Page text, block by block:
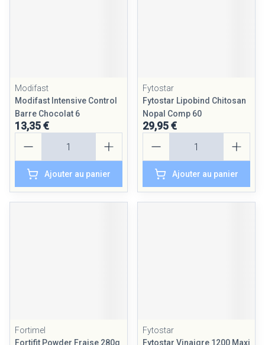
Modifast
Modifast Intensive Control
Barre Chocolat 6
13,35 €
Ajouter au panier
Fytostar
Fytostar Lipobind Chitosan
Nopal Comp 60
29,95 €
Ajouter au panier
Fortimel
Fortifit Powder Fraise 280g
Fytostar
Fytostar Vinaigre 1200 Maxi